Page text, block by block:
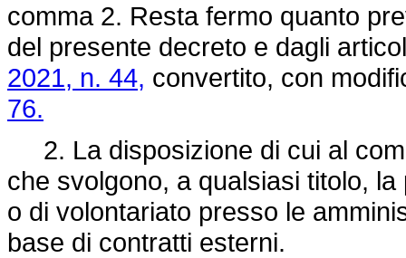
comma 2. Resta fermo quanto
del presente decreto e dagli
2021, n. 44, convertito, con
76.
2. La disposizione di cui al
che svolgono, a qualsiasi titolo,
o di volontariato presso le
base di contratti esterni.